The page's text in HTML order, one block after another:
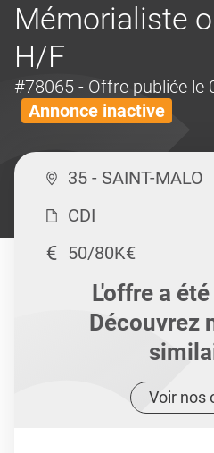
Mémorialiste
H/F
#78065 - Offre publiée le
Annonce inactive
35 - SAINT-MALO
CDI
50/80K€
L'offre a
Découvrez
Voir nos